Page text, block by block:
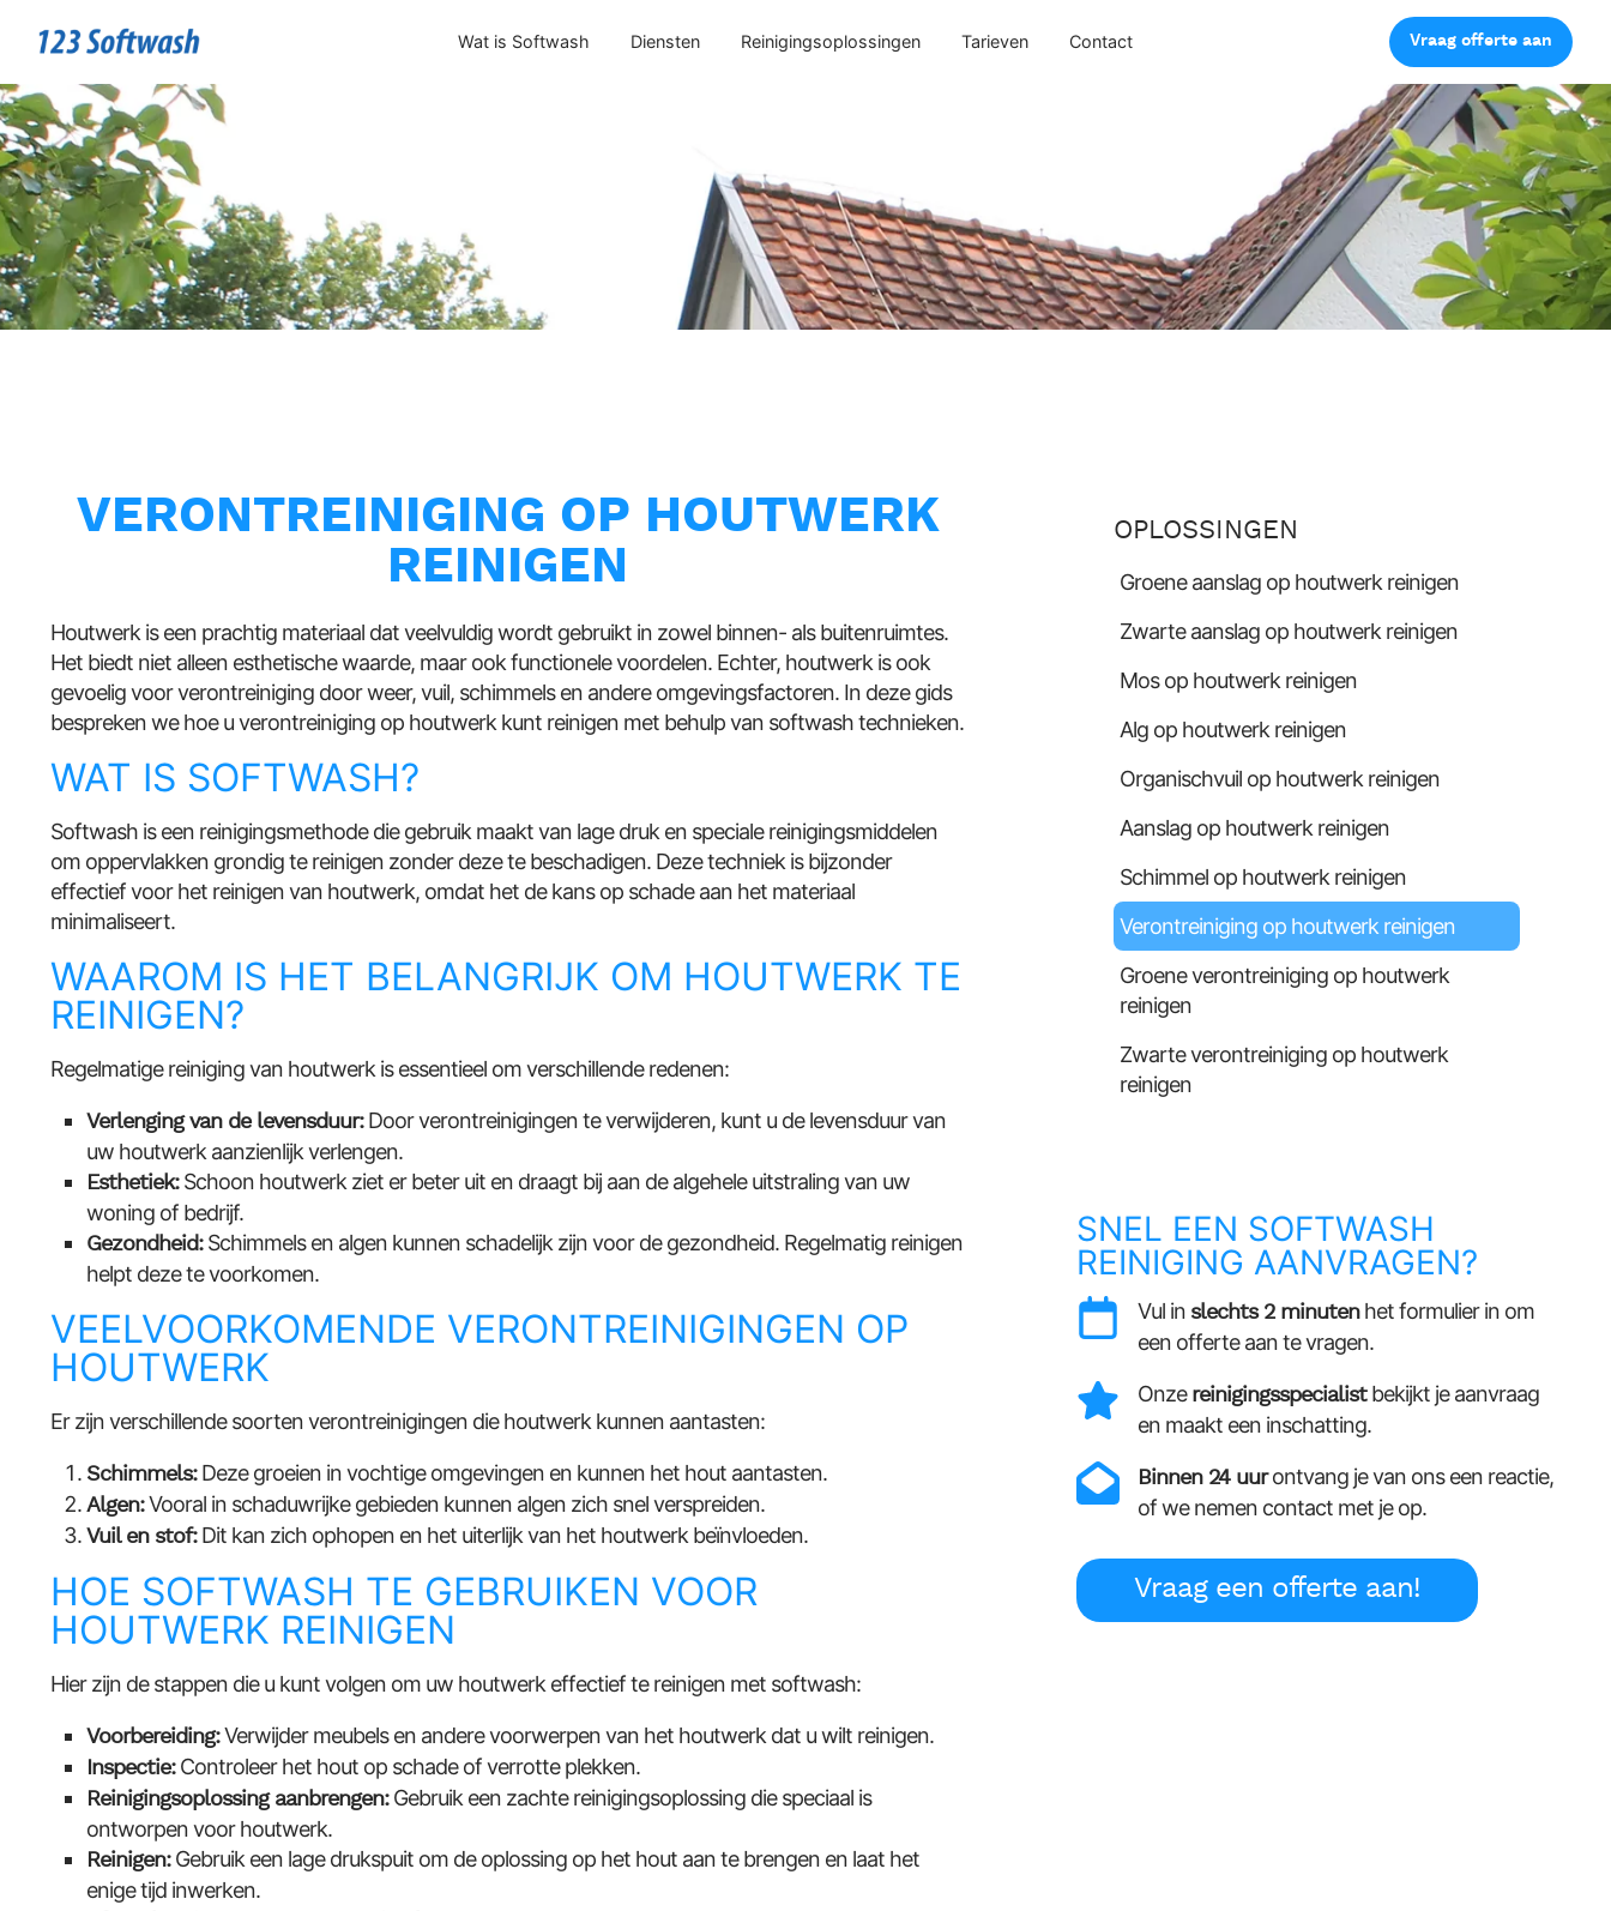
Wat is Softwash Diensten Reinigingsoplossingen Tarieven Contact Vraag offerte aan
VERONTREINIGING OP HOUTWERK
REINIGEN
Houtwerk is een prachtig materiaal dat veelvuldig wordt gebruikt in zowel binnen- als buitenruimtes.
Het biedt niet alleen esthetische waarde, maar ook functionele voordelen. Echter, houtwerk is ook
gevoelig voor verontreiniging door weer, vuil, schimmels en andere omgevingsfactoren. In deze gids
bespreken we hoe u verontreiniging op houtwerk kunt reinigen met behulp van softwash technieken.
WAT IS SOFTWASH?
Softwash is een reinigingsmethode die gebruik maakt van lage druk en speciale reinigingsmiddelen
om oppervlakken grondig te reinigen zonder deze te beschadigen. Deze techniek is bijzonder
effectief voor het reinigen van houtwerk, omdat het de kans op schade aan het materiaal
minimaliseert.
WAAROM IS HET BELANGRIJK OM HOUTWERK TE
REINIGEN?
Regelmatige reiniging van houtwerk is essentieel om verschillende redenen:
Verlenging van de levensduur:Door verontreinigingen te verwijderen, kunt u de levensduur van
uw houtwerk aanzienlijk verlengen.
Esthetiek:Schoon houtwerk ziet er beter uit en draagt bij aan de algehele uitstraling van uw
woning of bedrijf.
Gezondheid:Schimmels en algen kunnen schadelijk zijn voor de gezondheid. Regelmatig reinigen
helpt deze te voorkomen.
VEELVOORKOMENDE VERONTREINIGINGEN OP
HOUTWERK
Er zijn verschillende soorten verontreinigingen die houtwerk kunnen aantasten:
Schimmels:Deze groeien in vochtige omgevingen en kunnen het hout aantasten.
Algen:Vooral in schaduwrijke gebieden kunnen algen zich snel verspreiden.
Vuil en stof:Dit kan zich ophopen en het uiterlijk van het houtwerk beïnvloeden.
HOE SOFTWASH TE GEBRUIKEN VOOR
HOUTWERK REINIGEN
Hier zijn de stappen die u kunt volgen om uw houtwerk effectief te reinigen met softwash:
Voorbereiding:Verwijder meubels en andere voorwerpen van het houtwerk dat u wilt reinigen.
Inspectie:Controleer het hout op schade of verrotte plekken.
Reinigingsoplossing aanbrengen:Gebruik een zachte reinigingsoplossing die speciaal is
ontworpen voor houtwerk.
Reinigen:Gebruik een lage drukspuit om de oplossing op het hout aan te brengen en laat het
enige tijd inwerken.
OPLOSSINGEN
Groene aanslag op houtwerk reinigen
Zwarte aanslag op houtwerk reinigen
Mos op houtwerk reinigen
Alg op houtwerk reinigen
Organischvuil op houtwerk reinigen
Aanslag op houtwerk reinigen
Schimmel op houtwerk reinigen
Verontreiniging op houtwerk reinigen
Groene verontreiniging op houtwerk
reinigen
Zwarte verontreiniging op houtwerk
reinigen
SNEL EEN SOFTWASH
REINIGING AANVRAGEN?
Vul in slechts 2 minutenhet formulier in om
een offerte aan te vragen.
Onzereinigingsspecialistbekijkt je aanvraag
en maakt een inschatting.
Binnen 24 uurontvang je van ons een reactie,
of we nemen contact met je op.
Vraag een offerte aan!